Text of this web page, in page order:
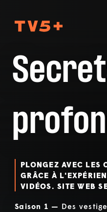
PLONGEZ AVEC LES
GRÂCE À
VIDÉOS. SITE WEB
Saison 1 — Des